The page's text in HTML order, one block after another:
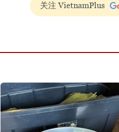
关注 VietnamPlus